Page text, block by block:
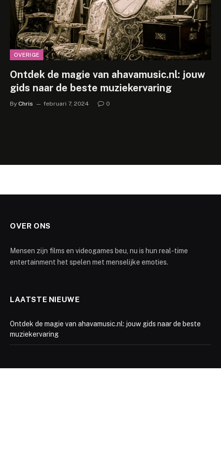
OVERIGE
Ontdek de magie van ahavamusic.nl: jouw
gids naar de beste muziekervaring
By Chris februari 7, 2024 0
OVER ONS
Mensen zijn films en videogames beu, nu is hun real-time
entertainment het spelen met menselijke emoties.
LAATSTE NIEUWE
Ontdek de magie van ahavamusic.nl: jouw gids naar de beste
muziekervaring